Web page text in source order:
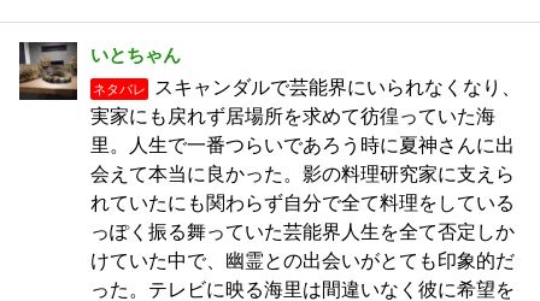
いとちゃん
ネタバレ
スキャンダルで芸能界にいられなくなり、
実家にも戻れず居場所を求めて彷徨っていた海
里。人生で一番つらいであろう時に夏神さんに出
会えて本当に良かった。影の料理研究家に支えら
れていたにも関わらず自分で全て料理をしている
っぽく振る舞っていた芸能界人生を全て否定しか
けていた中で、幽霊との出会いがとても印象的だ
った。テレビに映る海里は間違いなく彼に希望を